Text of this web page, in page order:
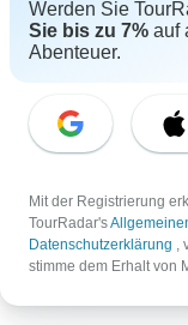
Ab€2.230
Sofortige
13 Aug, 2026
Garantierte
Ab:
Werden Sie
Sie bis zu 7% auf
Abenteuer.
Mit der Registrierung
TourRadar's
Datenschutzerklärung ,
stimme dem Erhalt von